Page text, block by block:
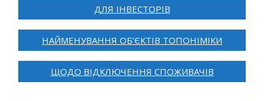
ДЛЯ ІНВЕСТОРІВ
НАЙМЕНУВАННЯ ОБ’ЄКТІВ ТОПОНІМІКИ
ЩОДО ВІДКЛЮЧЕННЯ СПОЖИВАЧІВ